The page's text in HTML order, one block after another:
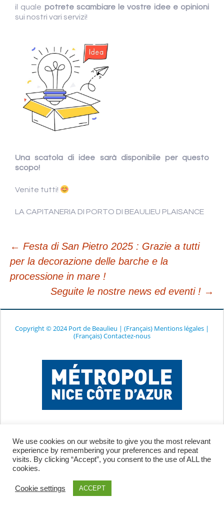
il quale potrete scambiare le vostre idee e opinioni
sui nostri vari servizi!
Una scatola di idee sarà disponibile per questo
scopo!
Venite tutti!
LA CAPITANERIA DI PORTO DI BEAULIEU PLAISANCE
Navigazione
articolo
← Festa di San Pietro 2025 : Grazie a tutti
per la decorazione delle barche e la
processione in mare !
Seguite le nostre news ed eventi ! →
Copyright © 2024 Port de Beaulieu | (Français) Mentions légales |
(Français) Contactez-nous
We use cookies on our website to give you the most relevant
experience by remembering your preferences and repeat
visits. By clicking “Accept”, you consent to the use of ALL the
cookies.
Cookie settings ACCEPT